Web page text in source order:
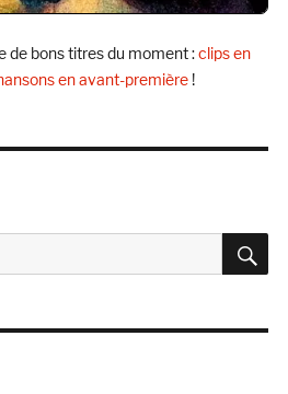
de bons titres du moment :clips en
en avant-première !